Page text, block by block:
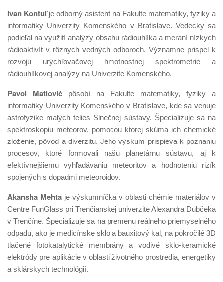
Ivan Kontuľje odborný asistent na Fakulte matematiky, fyziky a
informatiky Univerzity Komenského v Bratislave. Vedecky sa
podieľal na využití analýzy obsahu rádiouhlíka a meraní nízkych
rádioaktivít v rôznych vedných odboroch. Významne prispel k
rozvoju urýchľovačovej hmotnostnej spektrometrie a
rádiouhlíkovej analýzy na Univerzite Komenského.
Pavol Matlovič
pôsobí na Fakulte matematiky, fyziky a
informatiky Univerzity Komenského v Bratislave, kde sa venuje
astrofyzike malých telies Slnečnej sústavy. Špecializuje sa na
spektroskopiu meteorov, pomocou ktorej skúma ich chemické
zloženie, pôvod a diverzitu. Jeho výskum prispieva k poznaniu
procesov, ktoré formovali našu planetárnu sústavu, aj k
efektívnejšiemu vyhľadávaniu meteoritov a hodnoteniu rizík
spojených s dopadmi meteoroidov.
Akansha Mehta je výskumníčka v oblasti chémie materiálov v
Centre FunGlass pri Trenčianskej univerzite Alexandra Dubčeka
v Trenčíne. Špecializuje sa na premenu reálneho priemyselného
odpadu, ako je medicínske sklo a bauxitový kal, na pokročilé 3D
tlačené fotokatalytické membrány a vodivé sklo-keramické
elektródy pre aplikácie v oblasti životného prostredia, energetiky
a sklárskych technológií.